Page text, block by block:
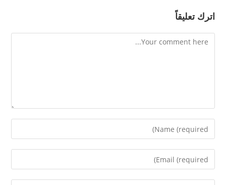
اترك تعليقاً
Comment
Enter
your
name
Enter
your
email